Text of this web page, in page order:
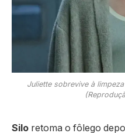
Juliette sobrevive à
Silo retoma o fôlego